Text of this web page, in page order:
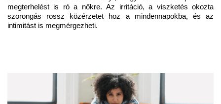
megterhelést is ró a nőkre. Az irritáció, a viszketés okozta
szorongás rossz közérzetet hoz a mindennapokba, és az
intimitást is megmérgezheti.